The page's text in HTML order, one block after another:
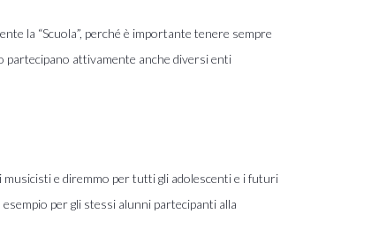
la “Scuola”, perché è importante tenere sempre
partecipano attivamente anche diversi enti
e diremmo per tutti gli adolescenti e i futuri
per gli stessi alunni partecipanti alla